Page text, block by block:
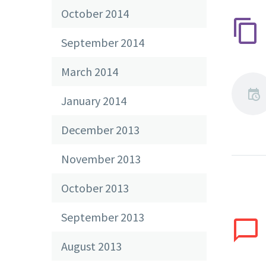
October 2014
September 2014
March 2014
January 2014
December 2013
November 2013
October 2013
September 2013
August 2013